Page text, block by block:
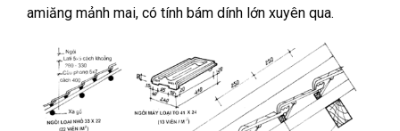
amiăng mảnh mai, có tính bám dính lớn xuyên qua.